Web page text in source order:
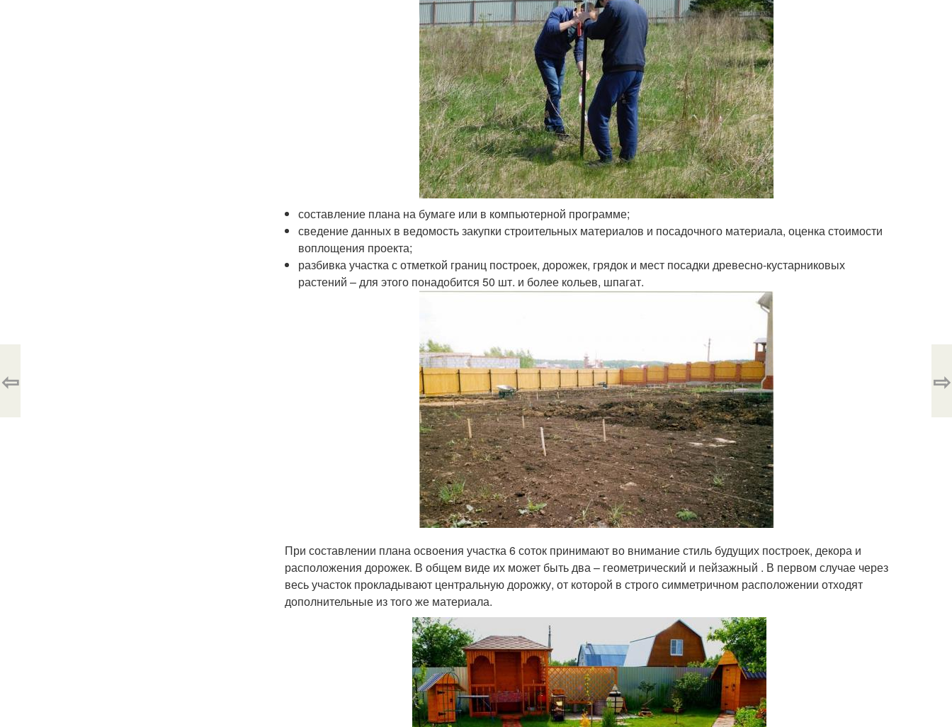
составление плана на бумаге или в компьютерной программе;
сведение данных в ведомость закупки строительных материалов и посадочного материала, оценка стоимости
воплощения проекта;
разбивка участка с отметкой границ построек, дорожек, грядок и мест посадки древесно-кустарниковых
растений – для этого понадобится 50 шт. и более кольев, шпагат.
При составлении плана освоения участка 6 соток принимают во внимание стиль будущих построек, декора и
расположения дорожек. В общем виде их может быть два – геометрический и пейзажный . В первом случае через
весь участок прокладывают центральную дорожку, от которой в строго симметричном расположении отходят
дополнительные из того же материала.
⇦ ⇨